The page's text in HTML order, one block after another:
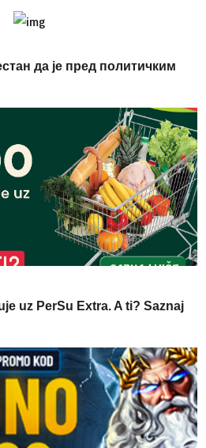
да је пред политичким
uz PerSu Extra. A ti? Saznaj